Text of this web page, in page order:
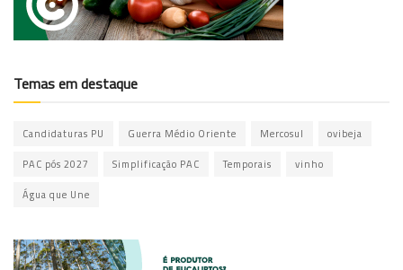
Temas em destaque
Candidaturas PU Guerra Médio Oriente Mercosul ovibeja
PAC pós 2027 Simplificação PAC Temporais vinho
Água que Une